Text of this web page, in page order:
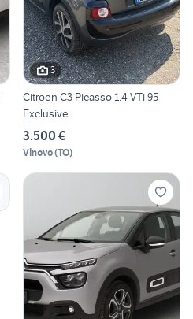
3
Citroen C3 Picasso 1.4 VTi 95
Exclusive
3.500 €
Vinovo(TO)